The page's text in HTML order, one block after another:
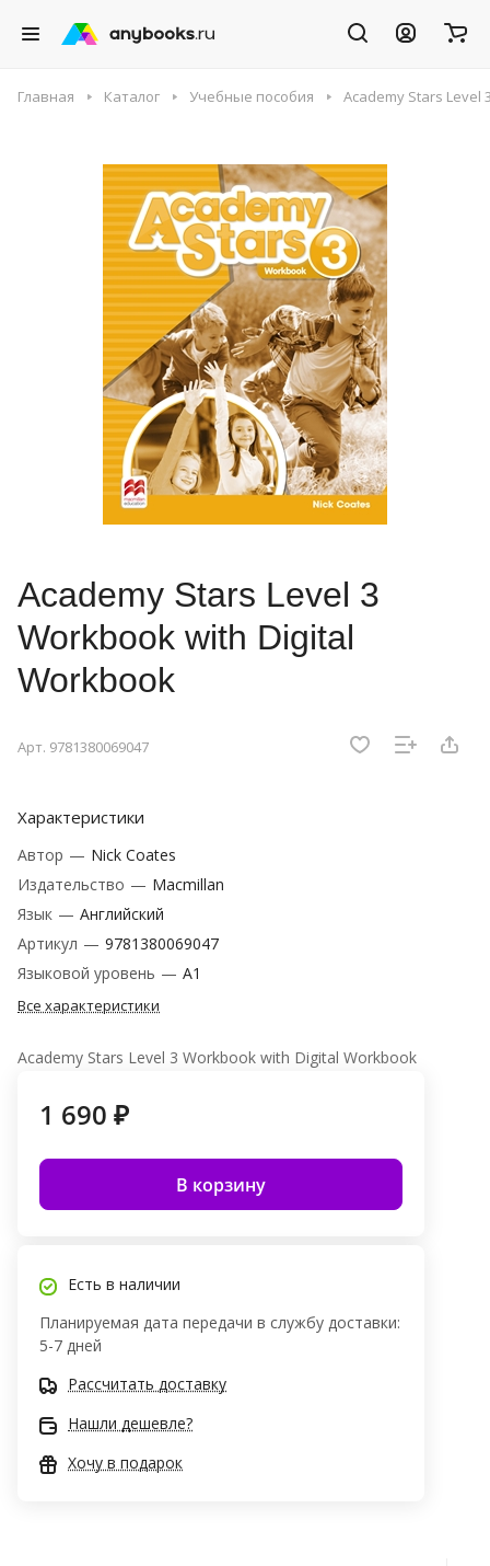
Главная Каталог Учебные пособия Academy Stars Level
Academy Stars Level 3
Workbook with Digital
Workbook
Арт. 9781380069047
Характеристики
Автор — Nick Coates
Издательство — Macmillan
Язык — Английский
Артикул — 9781380069047
Языковой уровень — A1
Все характеристики
Academy Stars Level 3 Workbook with Digital Workbook
1 690 ₽
В корзину
Есть в наличии
Планируемая дата передачи в службу доставки:
5-7 дней
Рассчитать доставку
Нашли дешевле?
Хочу в подарок